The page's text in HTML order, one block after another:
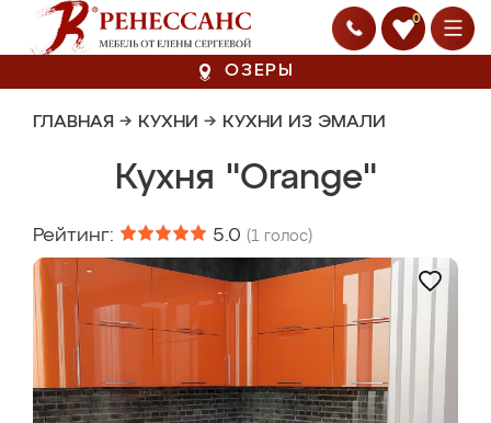
0
ОЗЕРЫ
ГЛАВНАЯ → КУХНИ → КУХНИ ИЗ ЭМАЛИ
Кухня "Orange"
Рейтинг: 5.0 (1 голос)